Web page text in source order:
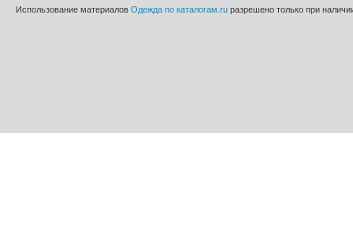
Использование материаловОдежда по каталогам.ruразрешено только при